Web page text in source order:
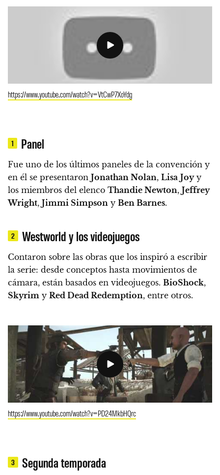
https://www.youtube.com/watch?v=VtCwP7XoYdg
1 Panel
Fue uno de los últimos paneles de la convención y
en él se presentaron Jonathan Nolan, Lisa Joyy
los miembros del elenco Thandie Newton, Jeffrey
Wright, Jimmi Simpson y Ben Barnes.
2 Westworld y los videojuegos
Contaron sobre las obras que los inspiró a escribir
la serie: desde conceptos hasta movimientos de
cámara, están basados en videojuegos. BioShock,
Skyrim y Red Dead Redemption, entre otros.
https://www.youtube.com/watch?v=PD24MkbHQrc
3 Segunda temporada